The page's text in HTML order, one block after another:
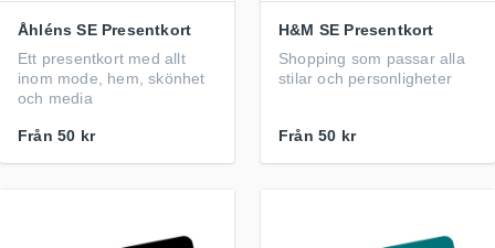
Åhléns SE Presentkort
Ett presentkort med allt
inom mode, hem, skönhet
och media
Från 50 kr
H&M SE Presentkort
Shopping som passar alla
stilar och personligheter
Från 50 kr